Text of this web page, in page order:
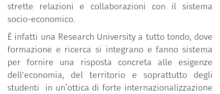
strette relazioni e collaborazioni con il sistema
socio-economico.
È infatti una Research University a tutto tondo, dove
formazione e ricerca si integrano e fanno sistema
per fornire una risposta concreta alle esigenze
dell'economia, del territorio e soprattutto degli
studenti in un’ottica di forte internazionalizzazione